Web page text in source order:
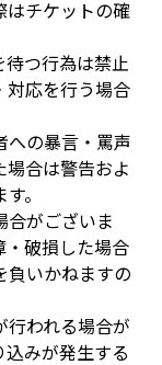
はチケットの確
待つ行為は禁止
対応を行う場合
への暴言・罵声
合は警告およ
。
合がございま
・破損した場合
負いかねますの
行われる場合が
みが発生する